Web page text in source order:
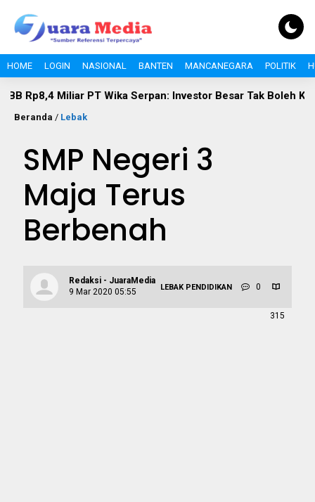
HOME LOGIN NASIONAL BANTEN MANCANEGARA POLITIK
PT Wika Serpan: Investor Besar Tak Boleh Kebal Pajak
Beranda / Lebak
SMP Negeri 3
Maja Terus
Berbenah
Redaksi - JuaraMedia
9 Mar 2020 05:55
LEBAK PENDIDIKAN 0
315